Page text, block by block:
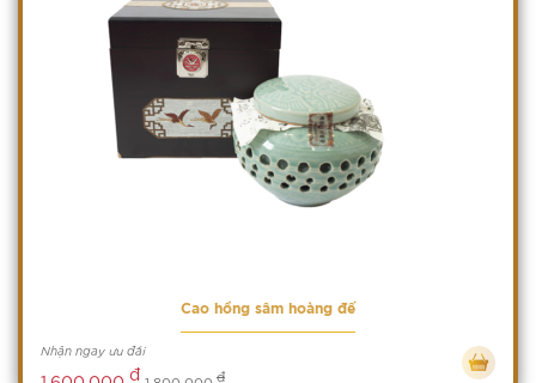
Cao hồng sâm hoàng đế
Nhận ngay ưu đãi
đ đ